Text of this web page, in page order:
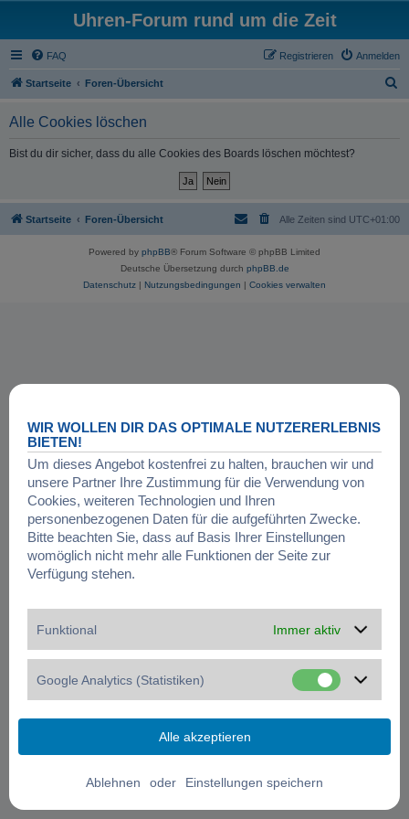
Uhren-Forum rund um die Zeit
FAQ Anmelden
Registrieren
Startseite Foren-Übersicht
Alle Cookies löschen
Bist du dir sicher, dass du alle Cookies des Boards löschen möchtest?
Startseite Foren-Übersicht Alle Zeiten sind UTC+01:00
Powered by phpBB® Forum Software © phpBB Limited
Deutsche Übersetzung durch phpBB.de
Datenschutz | Nutzungsbedingungen | Cookies verwalten
WIR WOLLEN DIR DAS OPTIMALE NUTZERERLEBNIS
BIETEN!
Um dieses Angebot kostenfrei zu halten, brauchen wir und
unsere Partner Ihre Zustimmung für die Verwendung von
Cookies, weiteren Technologien und Ihren
personenbezogenen Daten für die aufgeführten Zwecke.
Bitte beachten Sie, dass auf Basis Ihrer Einstellungen
womöglich nicht mehr alle Funktionen der Seite zur
Verfügung stehen.
Funktional Immer aktiv
Google Analytics (Statistiken)
oder